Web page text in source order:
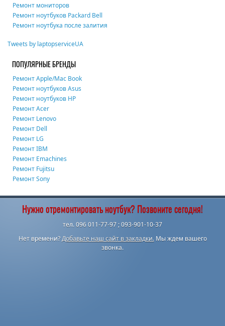
Ремонт мониторов
Ремонт ноутбуков Packard Bell
Ремонт ноутбука после залития
Tweets by laptopserviceUA
ПОПУЛЯРНЫЕ БРЕНДЫ
Ремонт Apple/Mac Book
Ремонт ноутбуков Asus
Ремонт ноутбуков HP
Ремонт Acer
Ремонт Lenovo
Ремонт Dell
Ремонт LG
Ремонт IBM
Ремонт Emachines
Ремонт Fujitsu
Ремонт Sony
Нужно отремонтировать ноутбук? Позвоните сегодня!
тел. 096 011-77-97 ; 093-901-10-37
Нет времени?Добавьте наш сайт в закладки.Мы ждем вашего
звонка.